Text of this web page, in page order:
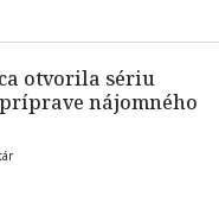
otvorila sériu
nájomného